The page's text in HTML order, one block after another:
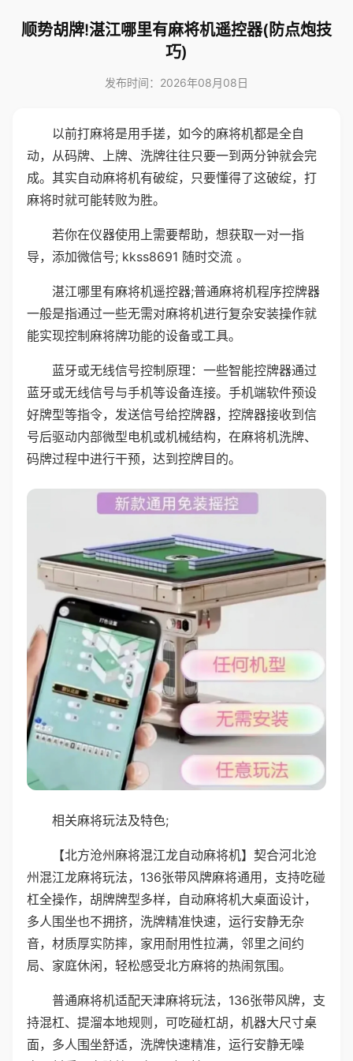
顺势胡牌!湛江哪里有麻将机遥控器(防点炮技
巧)
发布时间：2026年08月08日
以前打麻将是用手搓，如今的麻将机都是全自
动，从码牌、上牌、洗牌往往只要一到两分钟就会完
成。其实自动麻将机有破绽，只要懂得了这破绽，打
麻将时就可能转败为胜。
若你在仪器使用上需要帮助，想获取一对一指
导，添加微信号; kkss8691 随时交流 。
湛江哪里有麻将机遥控器;普通麻将机程序控牌器
一般是指通过一些无需对麻将机进行复杂安装操作就
能实现控制麻将牌功能的设备或工具。
蓝牙或无线信号控制原理：一些智能控牌器通过
蓝牙或无线信号与手机等设备连接。手机端软件预设
好牌型等指令，发送信号给控牌器，控牌器接收到信
号后驱动内部微型电机或机械结构，在麻将机洗牌、
码牌过程中进行干预，达到控牌目的。
相关麻将玩法及特色;
【北方沧州麻将混江龙自动麻将机】契合河北沧
州混江龙麻将玩法，136张带风牌麻将通用，支持吃碰
杠全操作，胡牌牌型多样，自动麻将机大桌面设计，
多人围坐也不拥挤，洗牌精准快速，运行安静无杂
音，材质厚实防摔，家用耐用性拉满，邻里之间约
局、家庭休闲，轻松感受北方麻将的热闹氛围。
普通麻将机适配天津麻将玩法，136张带风牌，支
持混杠、提溜本地规则，可吃碰杠胡，机器大尺寸桌
面，多人围坐舒适，洗牌快速精准，运行安静无噪